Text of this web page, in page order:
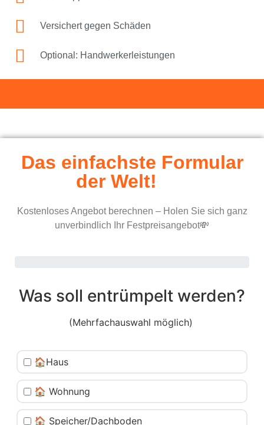
Versichert gegen Schäden
Optional: Handwerkerleistungen
Das einfachste Formular
der Welt!
Kostenloses Angebot berechnen – Holen Sie sich ganz
unverbindlich Ihr Festpreisangebot💸
Was soll entrümpelt werden?
(Mehrfachauswahl möglich)
🏠Haus
🏠 Wohnung
🏠 Speicher/Dachboden